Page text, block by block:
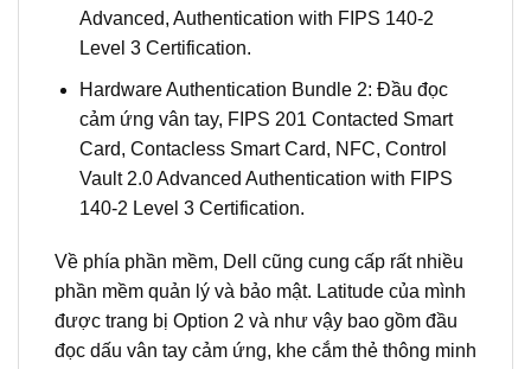
Advanced, Authentication with FIPS 140-2
Level 3 Certification.
Hardware Authentication Bundle 2: Đầu đọc
cảm ứng vân tay, FIPS 201 Contacted Smart
Card, Contacless Smart Card, NFC, Control
Vault 2.0 Advanced Authentication with FIPS
140-2 Level 3 Certification.
Về phía phần mềm, Dell cũng cung cấp rất nhiều
phần mềm quản lý và bảo mật. Latitude của mình
được trang bị Option 2 và như vậy bao gồm đầu
đọc dấu vân tay cảm ứng, khe cắm thẻ thông minh